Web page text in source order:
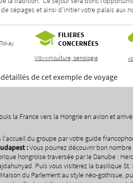
cépages et ainsi d’initier votre palais aux
FILIERES
CONCERNÉES
Viti-viniculture, oenologie
de cet exemple de voyage
la France vers la Hongrie en avion et
l’accueil du groupe par votre guide
:Vous pourrez découvrir bon
hongroise traversée par le Danube :
Puis vous visiterez la basilique St.
du Parlement au style néo-gothisue,